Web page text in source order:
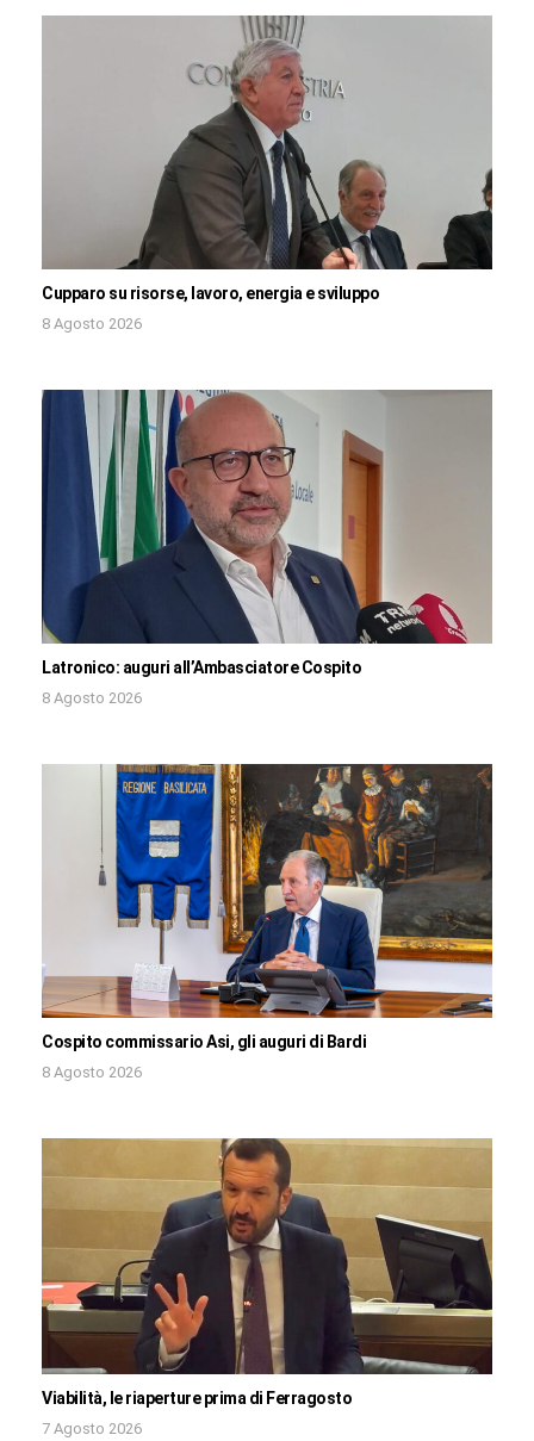
Cupparo su risorse, lavoro, energia e sviluppo
8 Agosto 2026
Latronico: auguri all’Ambasciatore Cospito
8 Agosto 2026
Cospito commissario Asi, gli auguri di Bardi
8 Agosto 2026
Viabilità, le riaperture prima di Ferragosto
7 Agosto 2026